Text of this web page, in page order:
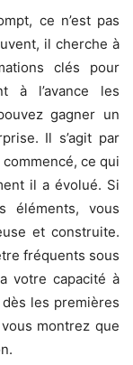
ce n’est pas
il cherche à
clés pour
à l’avance les
gagner un
Il s’agit par
ce qui
il a évolué. Si
éléments, vous
et construite.
fréquents sous
votre capacité à
les premières
montrez que